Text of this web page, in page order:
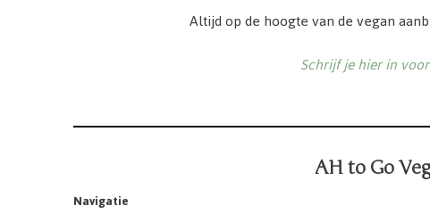
Altijd op de hoogte van de vegan
Schrijf je hier in
AH to Go
Navigatie